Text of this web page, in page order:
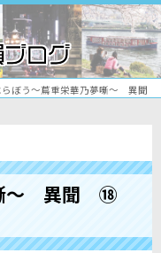
らぼう～蔦重栄華乃夢噺～
噺～ 異聞 ⑱